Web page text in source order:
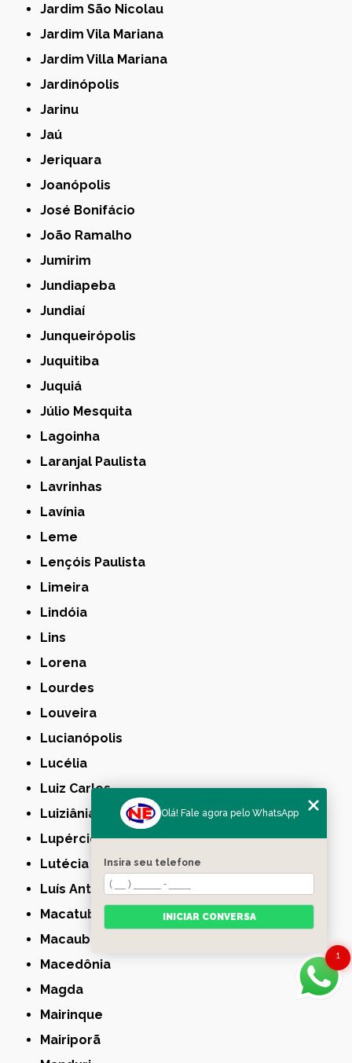
Jardim São Nicolau
Jardim Vila Mariana
Jardim Villa Mariana
Jardinópolis
Jarinu
Jaú
Jeriquara
Joanópolis
José Bonifácio
João Ramalho
Jumirim
Jundiapeba
Jundiaí
Junqueirópolis
Juquitiba
Juquiá
Júlio Mesquita
Lagoinha
Laranjal Paulista
Lavrinhas
Lavínia
Leme
Lençóis Paulista
Limeira
Lindóia
Lins
Lorena
Lourdes
Louveira
Lucianópolis
Lucélia
Luiz Carlos
Luiziânia
Lupércio
Lutécia
Luís Antônio
Macatuba
Macaubal
Macedônia
Magda
Mairinque
Mairiporã
1
Olá! Fale agora pelo WhatsApp
Insira seu telefone
INICIAR CONVERSA